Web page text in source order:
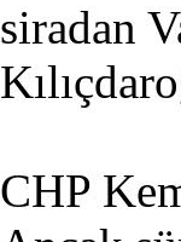
siradan
CHP